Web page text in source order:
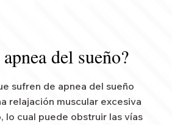
del sueño?
sufren de apnea del sueño
relajación muscular excesiva
lo cual puede obstruir las vías